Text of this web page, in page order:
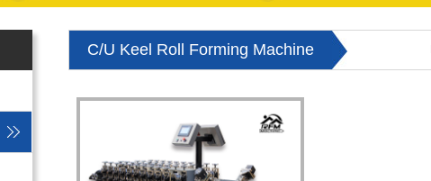
C/U Keel Roll Forming Machine